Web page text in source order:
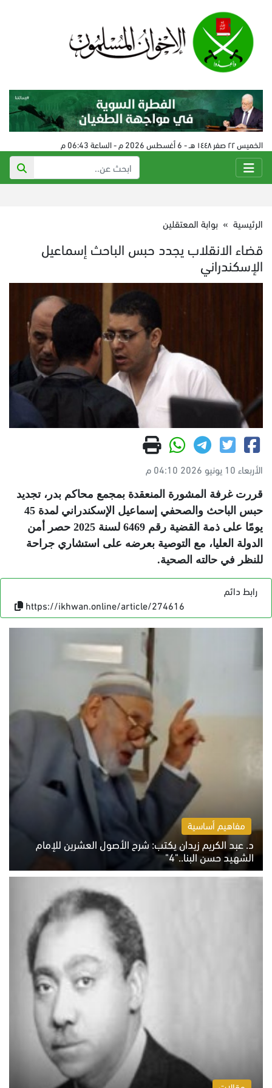
الخميس ٢٢ صفر ١٤٤٨ هـ - 6 أغسطس 2026 م - الساعة 06:43 م
الرئيسية » بوابة المعتقلين
قضاء الانقلاب يجدد حبس الباحث إسماعيل
الإسكندراني
الأربعاء 10 يونيو 2026 04:10 م
قررت غرفة المشورة المنعقدة بمجمع محاكم بدر، تجديد
حبس الباحث والصحفي إسماعيل الإسكندراني لمدة 45
يومًا على ذمة القضية رقم 6469 لسنة 2025 حصر أمن
الدولة العليا، مع التوصية بعرضه على استشاري جراحة
للنظر في حالته الصحية.
رابط دائم
https://ikhwan.online/article/274616
مفاهيم أساسية
د. عبد الكريم زيدان يكتب: شرح الأصول العشرين للإمام
الشهيد حسن البنا.."4"
الخميس 6 أغسطس 2026 10:27 ص